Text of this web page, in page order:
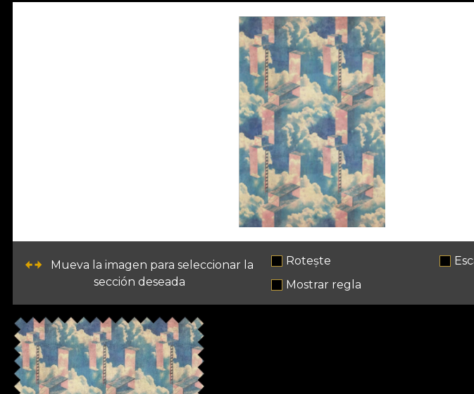
Mueva la imagen para seleccionar la
sección deseada
Rotește
Mostrar regla